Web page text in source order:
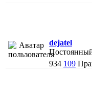
dejatel
934 109